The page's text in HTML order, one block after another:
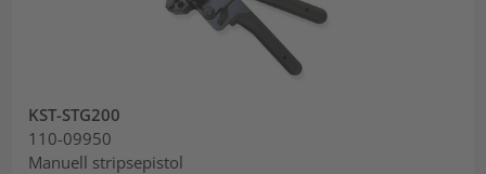
KST-STG200
110-09950
Manuell stripsepistol